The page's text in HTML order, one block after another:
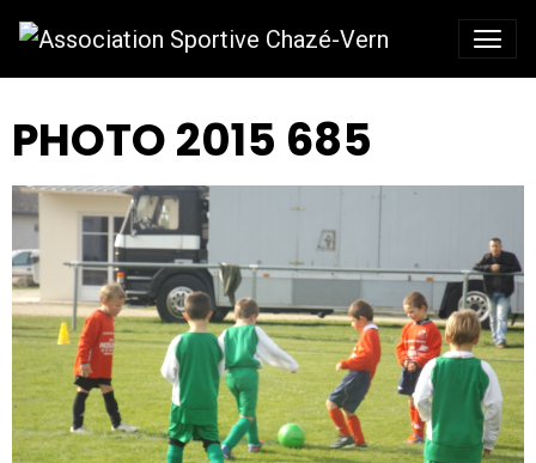
PHOTO 2015 685